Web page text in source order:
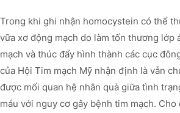
Trong khi ghi nhận homocystein có thể
vữa xơ động mạch do làm tốn thương lớp
mạch và thúc đẩy hình thành các cục
của Hội Tim mạch Mỹ nhận định là vẫn
được mối quan hệ nhân quà giữa tình
máu với nguy cơ gây bệnh tim mạch. Cho